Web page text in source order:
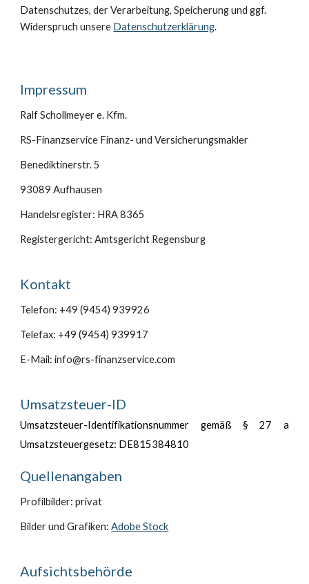
Datenschutzes, der Verarbeitung, Speicherung und ggf.
Widerspruch unsere Datenschutzerklärung.
Impressum
Ralf Schollmeyer e. Kfm.
RS-Finanzservice Finanz- und Versicherungsmakler
Benediktinerstr. 5
93089 Aufhausen
Handelsregister: HRA 8365
Registergericht: Amtsgericht Regensburg
Kontakt
Telefon: +49 (9454) 939926
Telefax: +49 (9454) 939917
E-Mail: info@rs-finanzservice.com
Umsatzsteuer-ID
Umsatzsteuer-Identifikationsnummer gemäß § 27 a
Umsatzsteuergesetz: DE815384810
Quellenangaben
Profilbilder: privat
Bilder und Grafiken:Adobe Stock
Aufsichtsbehörde